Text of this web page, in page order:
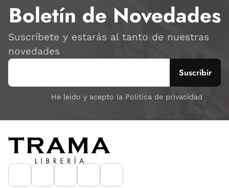
Boletín de Novedades
Suscríbete y estarás al tanto de nuestras
novedades
He leído y acepto la Política de privacidad